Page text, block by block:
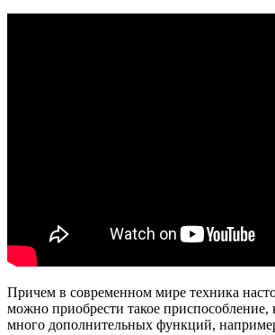
Причем в современном мире техника
можно приобрести такое приспособление,
много дополнительных функций,